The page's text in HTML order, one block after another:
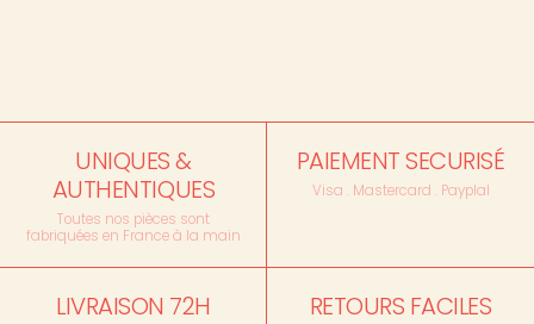
UNIQUES &
AUTHENTIQUES
Toutes nos pièces sont
fabriquées en France à la main
PAIEMENT SECURISÉ
Visa . Mastercard . Payplal
LIVRAISON 72H RETOURS FACILES